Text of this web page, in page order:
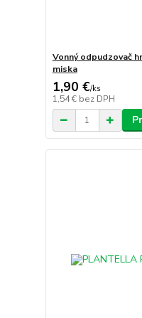
Vonný odpudzovač
miska
1,90 €/ks
1,54 € bez DPH